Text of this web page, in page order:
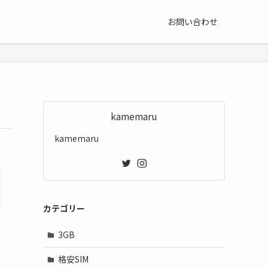
お問い合わせ
kamemaru
kamemaru
カテゴリー
3GB
格安SIM